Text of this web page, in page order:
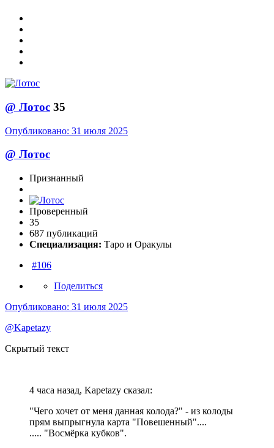
@ Лотос 35
Опубликовано: 31 июля 2025
@ Лотос
Признанный
Проверенный
35
687 публикаций
Специализация: Таро и Оракулы
#106
Поделиться
Опубликовано: 31 июля 2025
@Kapetazy
Скрытый текст
4 часа назад, Kapetazy сказал:
"Чего хочет от меня данная колода?" - из колоды
прям выпрыгнула карта "Повешенный"....
..... "Восмёрка кубков".